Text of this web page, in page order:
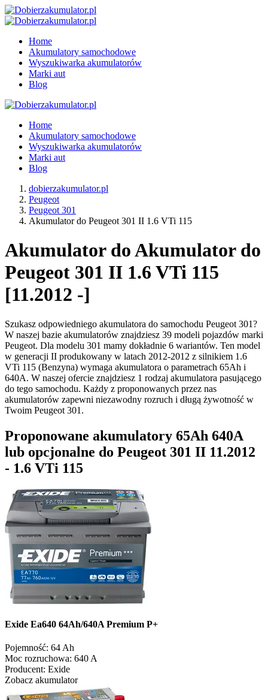
Home
Akumulatory samochodowe
Wyszukiwarka akumulatorów
Marki aut
Blog
Home
Akumulatory samochodowe
Wyszukiwarka akumulatorów
Marki aut
Blog
dobierzakumulator.pl
Peugeot
Peugeot 301
Akumulator do Peugeot 301 II 1.6 VTi 115
Akumulator do Akumulator do
Peugeot 301 II 1.6 VTi 115
[11.2012 -]
Szukasz odpowiedniego akumulatora do samochodu Peugeot 301?
W naszej bazie akumulatorów znajdziesz 39 modeli pojazdów marki
Peugeot. Dla modelu 301 mamy dokładnie 6 wariantów. Ten model
w generacji II produkowany w latach 2012-2012 z silnikiem 1.6
VTi 115 (Benzyna) wymaga akumulatora o parametrach 65Ah i
640A. W naszej ofercie znajdziesz 1 rodzaj akumulatora pasującego
do tego samochodu. Każdy z proponowanych przez nas
akumulatorów zapewni niezawodny rozruch i długą żywotność w
Twoim Peugeot 301.
Proponowane akumulatory 65Ah 640A
lub opcjonalne do Peugeot 301 II 11.2012
- 1.6 VTi 115
Exide Ea640 64Ah/640A Premium P+
Pojemność: 64 Ah
Moc rozruchowa: 640 A
Producent: Exide
Zobacz akumulator